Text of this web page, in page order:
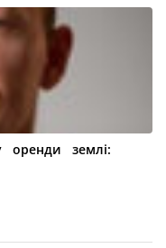
оренди землі: